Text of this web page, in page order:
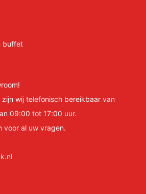
buffet
wij telefonisch bereikbaar van
09:00 tot 17:00 uur.
voor al uw vragen.